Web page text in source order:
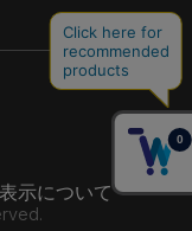
示について